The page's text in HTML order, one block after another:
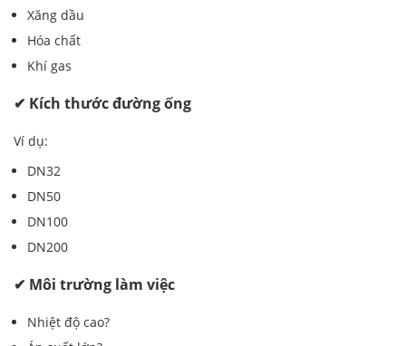
Xăng dầu
Hóa chất
Khí gas
✔ Kích thước đường ống
Ví dụ:
DN32
DN50
DN100
DN200
✔ Môi trường làm việc
Nhiệt độ cao?